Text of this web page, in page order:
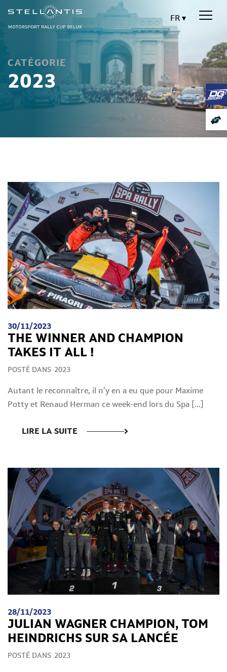
FR
CATÉGORIE
2023
30/11/2023
THE WINNER AND CHAMPION
TAKES IT ALL !
POSTÉ DANS 2023
Autant le reconnaître, il n’y en a eu que pour Maxime
Potty et Renaud Herman ce week-end lors du Spa […]
LIRE LA SUITE
28/11/2023
JULIAN WAGNER CHAMPION, TOM
HEINDRICHS SUR SA LANCÉE
POSTÉ DANS 2023